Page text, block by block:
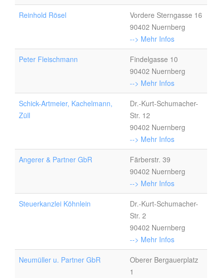
Reinhold Rösel
Vordere Sterngasse 16
90402 Nuernberg
--> Mehr Infos
Peter Fleischmann
Findelgasse 10
90402 Nuernberg
--> Mehr Infos
Schick-Artmeier, Kachelmann,
Züll
Dr.-Kurt-Schumacher-
Str. 12
90402 Nuernberg
--> Mehr Infos
Angerer & Partner GbR
Färberstr. 39
90402 Nuernberg
--> Mehr Infos
Steuerkanzlei Köhnlein
Dr.-Kurt-Schumacher-
Str. 2
90402 Nuernberg
--> Mehr Infos
Neumüller u. Partner GbR
Oberer Bergauerplatz
1